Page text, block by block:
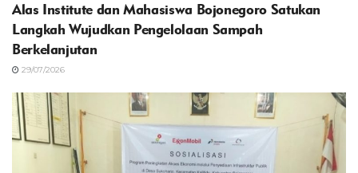
Alas Institute dan Mahasiswa Bojonegoro Satukan
Langkah Wujudkan Pengelolaan Sampah
Berkelanjutan
29/07/2026